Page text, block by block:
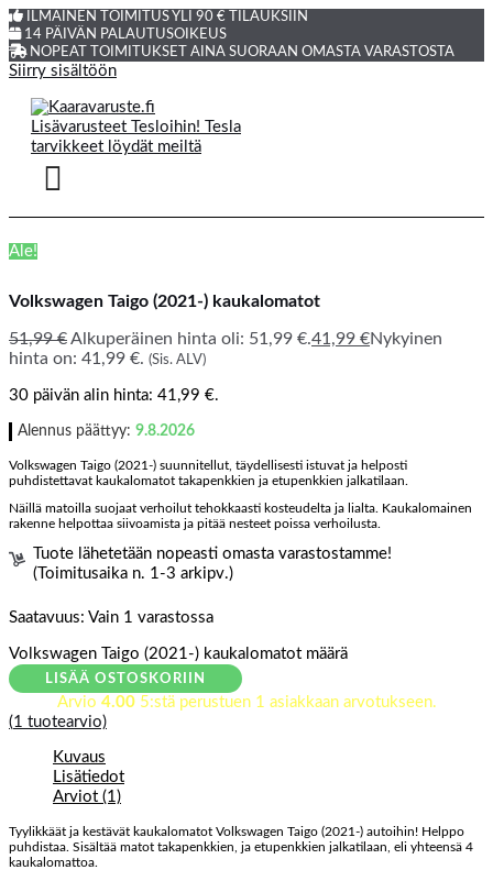
ILMAINEN TOIMITUS YLI 90 € TILAUKSIIN
14 PÄIVÄN PALAUTUSOIKEUS
NOPEAT TOIMITUKSET AINA SUORAAN OMASTA VARASTOSTA
Siirry sisältöön
Ale!
Volkswagen Taigo (2021-) kaukalomatot
51,99€ Alkuperäinen hinta oli: 51,99 €.41,99 €Nykyinen
hinta on: 41,99 €. (Sis. ALV)
30 päivän alin hinta: 41,99 €.
Alennus päättyy: 9.8.2026
Volkswagen Taigo (2021-) suunnitellut, täydellisesti istuvat ja helposti
puhdistettavat kaukalomatot takapenkkien ja etupenkkien jalkatilaan.
Näillä matoilla suojaat verhoilut tehokkaasti kosteudelta ja lialta. Kaukalomainen
rakenne helpottaa siivoamista ja pitää nesteet poissa verhoilusta.
Tuote lähetetään nopeasti omasta varastostamme!
(Toimitusaika n. 1-3 arkipv.)
Saatavuus: Vain 1 varastossa
Volkswagen Taigo (2021-) kaukalomatot määrä
LISÄÄ OSTOSKORIIN
Arvio 4.005:stä perustuen 1 asiakkaan arvotukseen.
(1 tuotearvio)
Kuvaus
Lisätiedot
Arviot (1)
Tyylikkäät ja kestävät kaukalomatot Volkswagen Taigo (2021-) autoihin! Helppo
puhdistaa. Sisältää matot takapenkkien, ja etupenkkien jalkatilaan, eli yhteensä 4
kaukalomattoa.